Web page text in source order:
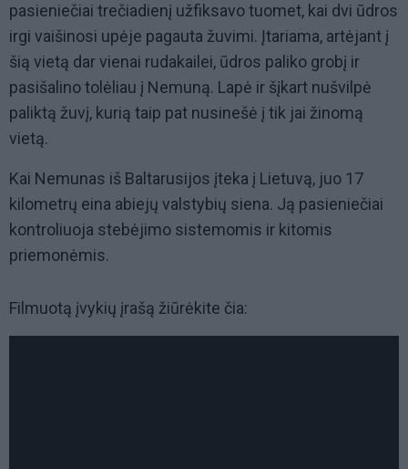
pasieniečiai trečiadienį užfiksavo tuomet, kai dvi ūdros
irgi vaišinosi upėje pagauta žuvimi. Įtariama, artėjant į
šią vietą dar vienai rudakailei, ūdros paliko grobį ir
pasišalino tolėliau į Nemuną. Lapė ir šįkart nušvilpė
paliktą žuvį, kurią taip pat nusinešė į tik jai žinomą
vietą.
Kai Nemunas iš Baltarusijos įteka į Lietuvą, juo 17
kilometrų eina abiejų valstybių siena. Ją pasieniečiai
kontroliuoja stebėjimo sistemomis ir kitomis
priemonėmis.
Filmuotą įvykių įrašą žiūrėkite čia: